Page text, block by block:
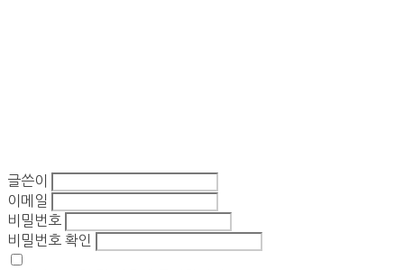
글쓴이
이메일
비밀번호
비밀번호 확인